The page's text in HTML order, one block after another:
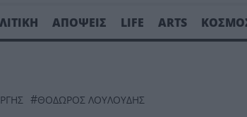
ΑΠΟΨΕΙΣ LIFE ARTS
#ΘΟΔΩΡΟΣ ΛΟΥΛΟΥΔΗΣ